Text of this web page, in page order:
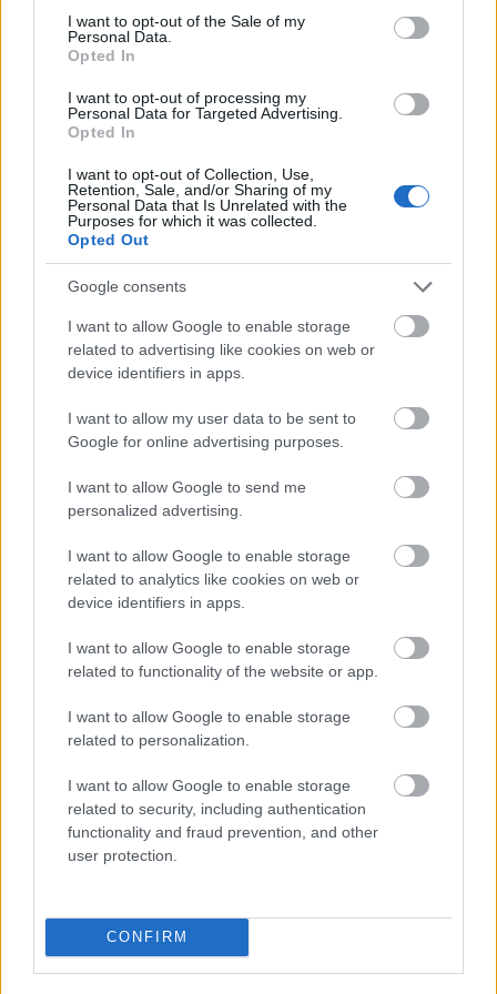
consent section.
I want to opt-out of the Sale of my
Personal Data.
Opted In
I want to opt-out of processing my
Personal Data for Targeted Advertising.
Opted In
I want to opt-out of Collection, Use,
Retention, Sale, and/or Sharing of my
Personal Data that Is Unrelated with the
Purposes for which it was collected.
Opted Out
Google consents
I want to allow Google to enable storage
related to advertising like cookies on web or
device identifiers in apps.
I want to allow my user data to be sent to
Google for online advertising purposes.
I want to allow Google to send me
personalized advertising.
I want to allow Google to enable storage
related to analytics like cookies on web or
device identifiers in apps.
I want to allow Google to enable storage
related to functionality of the website or app.
I want to allow Google to enable storage
related to personalization.
I want to allow Google to enable storage
related to security, including authentication
functionality and fraud prevention, and other
user protection.
CONFIRM
OliBLOOD
14 éve
@icelion: Az baszna be. Biztos jópár néző annak a
csapatnak a meccseire menne ahol nem játszana ez
az álomtrió.
Remélem jövőre indul az MTK(angyal), mert abban
biztos vagyok, hogy Gröschl egyből oda igazol.
a. Bárd
14 éve
Kurt távozását én is nagyon sajnálom, jó volt nézni,
ahogy végig végig vigyorgott a pályán játék közben.
A közvetlenül buliból Rajnának lőtt gólját pedig soha
nem fogom elfelejteni :)
Mindezektől függetlenül játékerőben nem érzem
pótolhatatlannak őket.
kerusz
14 éve
: Hányszor és mennyit beszéltél már
életedben Gröschllel?
djsanyi
Értem én, hogy sokan ellenérzéssel viseltetnek egyes
játékosok irányában, meg is tudom érteni, nyilván
van is rá okuk, de ezt a mai világban szerintem el kell
több-jobb játéklehetősége és ezzel együtt nagyobb
anyagi megbecsülése is lesz. Csak pár név, aki a
Volánba szerződött anno: Kangyal, Svasznek, aztán